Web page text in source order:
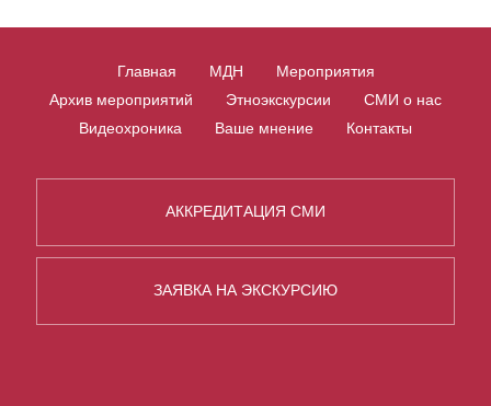
Главная МДН
Мероприятия
Архив мероприятий
Этноэкскурсии
СМИ о нас
Видеохроника
Ваше мнение Контакты
АККРЕДИТАЦИЯ СМИ
ЗАЯВКА НА ЭКСКУРСИЮ